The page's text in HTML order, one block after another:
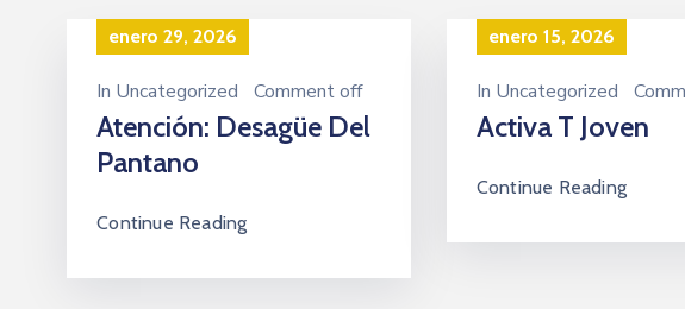
enero 29, 2026
In Uncategorized Comment off
Atención: Desagüe Del
Pantano
Continue Reading
enero 15, 2026
In Uncategorized
Activa T Joven
Continue Reading